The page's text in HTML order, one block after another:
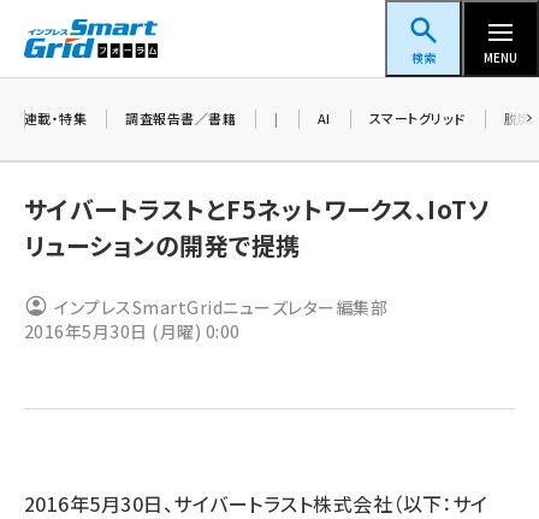
ン
スマートグリッドフォーラム
検索 MENU
新井 (350)
新井宏征 (286)
大串 (216)
連載・特集 調査報告書／書籍 | AI スマートグリッド 脱炭
サイバートラストとF5ネットワークス、IoTソ
リューションの開発で提携
インプレスSmartGridニューズレター編集部
2016年5月30日 (月曜) 0:00
2016年5月30日、サイバートラスト株式会社（以下：サイ